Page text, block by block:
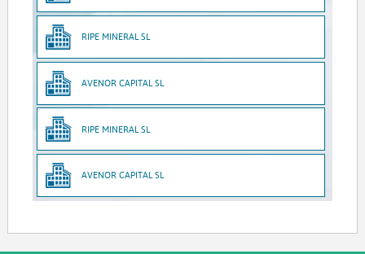
RIPE MINERAL SL
AVENOR CAPITAL SL
RIPE MINERAL SL
AVENOR CAPITAL SL